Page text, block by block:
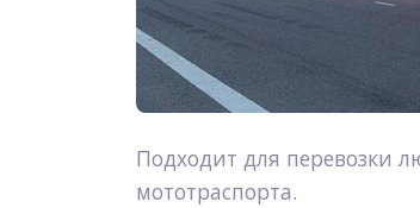
Подходит для перевозки
мототраспорта.